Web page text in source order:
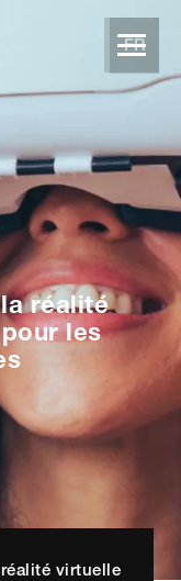
FR
réalité
les
virtuelle